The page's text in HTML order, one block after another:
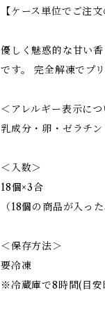
【ケース単位でご注
優しく魅惑的な甘い
です。 完全解凍でプ
＜アレルギー表示につ
乳成分・卵・ゼラチン
＜入数＞
18個×3合
（18個の商品が入っ
＜保存方法＞
要冷凍
※冷蔵庫で8時間(目安